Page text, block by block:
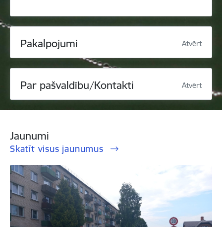
Pakalpojumi Atvērt
Par pašvaldību/Kontakti Atvērt
Jaunumi
Skatīt visus jaunumus